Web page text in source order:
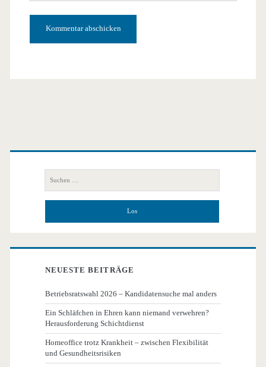
Primäre
Seitenleiste
nach:
NEUESTE BEITRÄGE
Betriebsratswahl 2026 – Kandidatensuche mal anders
Ein Schläfchen in Ehren kann niemand verwehren?
Herausforderung Schichtdienst
Homeoffice trotz Krankheit – zwischen Flexibilität
und Gesundheitsrisiken